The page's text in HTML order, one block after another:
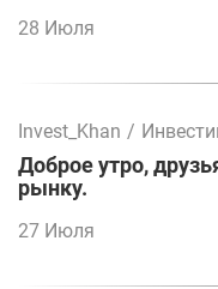
28 Июля
Invest_Khan /
Доброе утро,
рынку.
27 Июля